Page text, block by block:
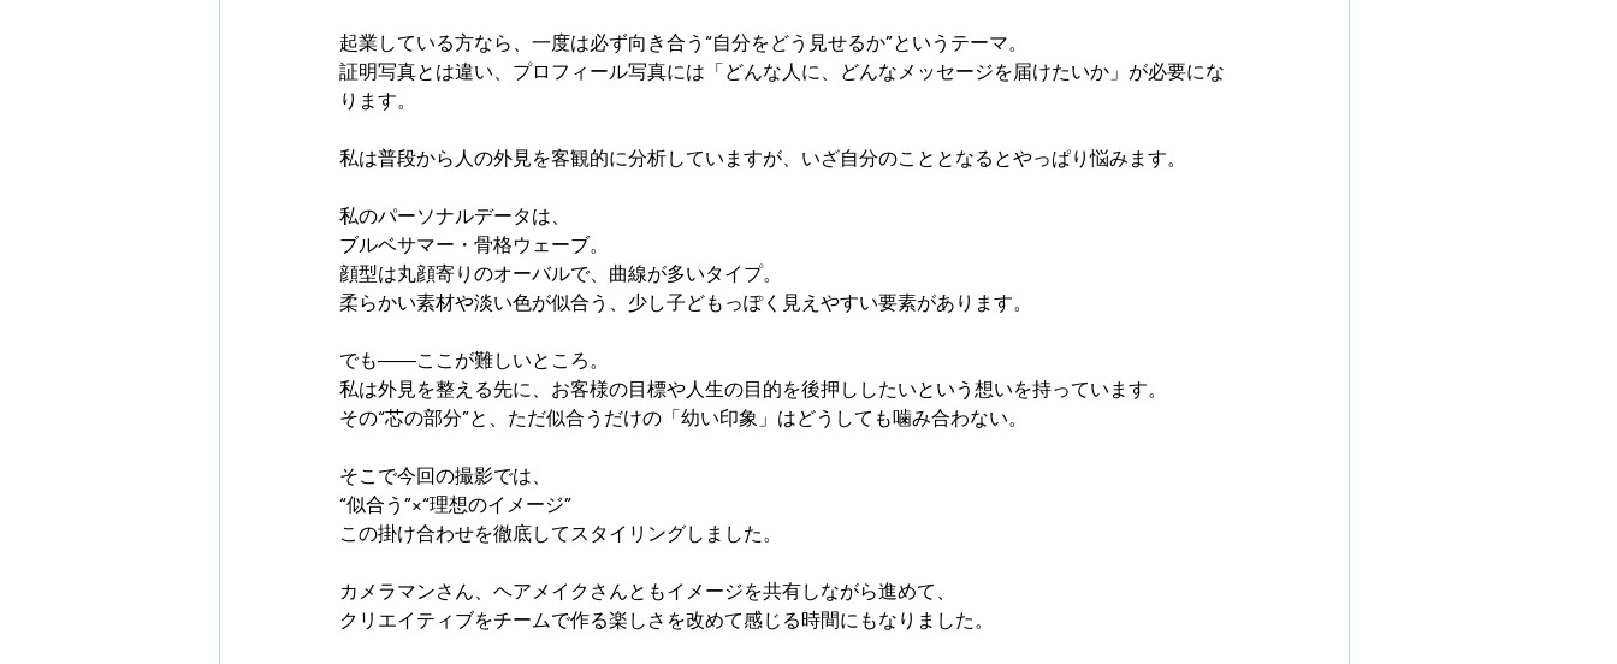
起業している方なら、一度は必ず向き合う“自分をどう見せるか”というテーマ。
証明写真とは違い、プロフィール写真には「どんな人に、どんなメッセージを届けたいか」が必要にな
ります。
私は普段から人の外見を客観的に分析していますが、いざ自分のこととなるとやっぱり悩みます。
私のパーソナルデータは、
ブルベサマー・骨格ウェーブ。
顔型は丸顔寄りのオーバルで、曲線が多いタイプ。
柔らかい素材や淡い色が似合う、少し子どもっぽく見えやすい要素があります。
でも――ここが難しいところ。
私は外見を整える先に、お客様の目標や人生の目的を後押ししたいという想いを持っています。
その“芯の部分”と、ただ似合うだけの「幼い印象」はどうしても噛み合わない。
そこで今回の撮影では、
“似合う”×“理想のイメージ”
この掛け合わせを徹底してスタイリングしました。
カメラマンさん、ヘアメイクさんともイメージを共有しながら進めて、
クリエイティブをチームで作る楽しさを改めて感じる時間にもなりました。